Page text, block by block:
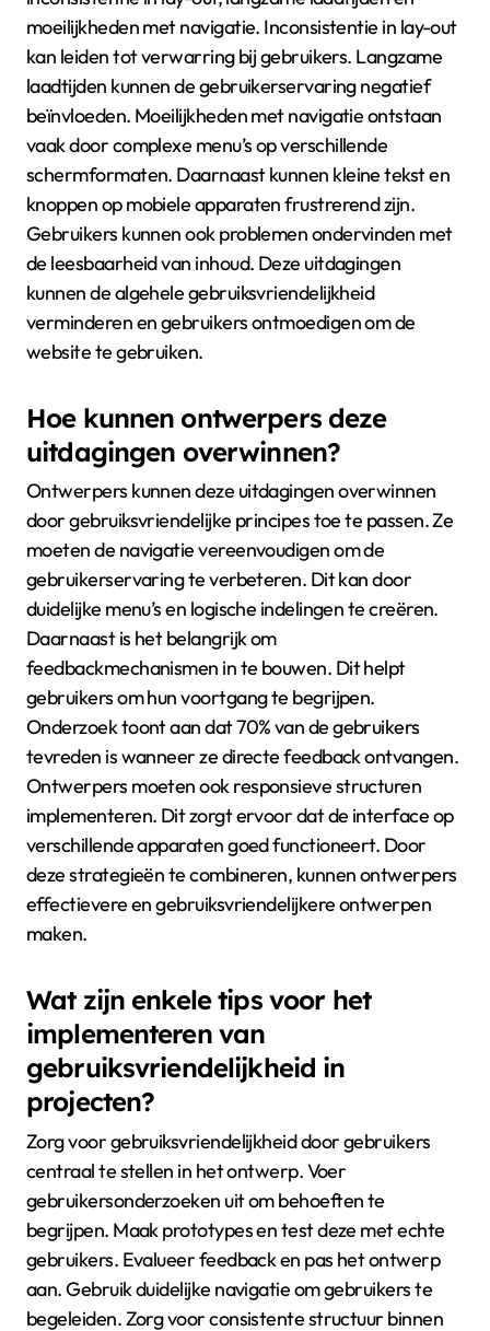
moeilijkheden met navigatie. Inconsistentie in lay-out
kan leiden tot verwarring bij gebruikers. Langzame
laadtijden kunnen de gebruikerservaring negatief
beïnvloeden. Moeilijkheden met navigatie ontstaan
vaak door complexe menu’s op verschillende
schermformaten. Daarnaast kunnen kleine tekst en
knoppen op mobiele apparaten frustrerend zijn.
Gebruikers kunnen ook problemen ondervinden met
de leesbaarheid van inhoud. Deze uitdagingen
kunnen de algehele gebruiksvriendelijkheid
verminderen en gebruikers ontmoedigen om de
website te gebruiken.
Hoe kunnen ontwerpers deze
uitdagingen overwinnen?
Ontwerpers kunnen deze uitdagingen overwinnen
door gebruiksvriendelijke principes toe te passen. Ze
moeten de navigatie vereenvoudigen om de
gebruikerservaring te verbeteren. Dit kan door
duidelijke menu’s en logische indelingen te creëren.
Daarnaast is het belangrijk om
feedbackmechanismen in te bouwen. Dit helpt
gebruikers om hun voortgang te begrijpen.
Onderzoek toont aan dat 70% van de gebruikers
tevreden is wanneer ze directe feedback ontvangen.
Ontwerpers moeten ook responsieve structuren
implementeren. Dit zorgt ervoor dat de interface op
verschillende apparaten goed functioneert. Door
deze strategieën te combineren, kunnen ontwerpers
effectievere en gebruiksvriendelijkere ontwerpen
maken.
Wat zijn enkele tips voor het
implementeren van
gebruiksvriendelijkheid in
projecten?
Zorg voor gebruiksvriendelijkheid door gebruikers
centraal te stellen in het ontwerp. Voer
gebruikersonderzoeken uit om behoeften te
begrijpen. Maak prototypes en test deze met echte
gebruikers. Evalueer feedback en pas het ontwerp
aan. Gebruik duidelijke navigatie om gebruikers te
begeleiden. Zorg voor consistente structuur binnen